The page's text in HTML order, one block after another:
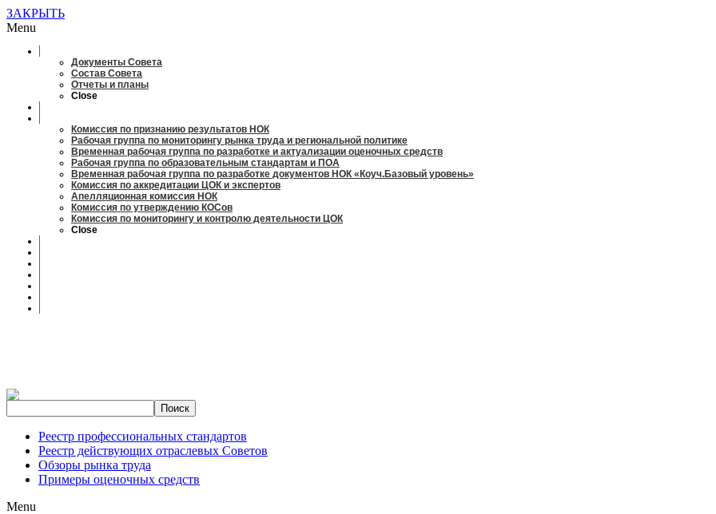
ЗАКРЫТЬ
Menu
Документы Совета
Состав Совета
Отчеты и планы
Close
Комиссия по признанию результатов НОК
Рабочая группа по мониторингу рынка труда и региональной политике
Временная рабочая группа по разработке и актуализации оценочных средств
Рабочая группа по образовательным стандартам и ПОА
Временная рабочая группа по разработке документов НОК «Коуч.Базовый уровень»
Комиссия по аккредитации ЦОК и экспертов
Апелляционная комиссия НОК
Комиссия по утверждению КОСов
Комиссия по мониторингу и контролю деятельности ЦОК
Close
Реестр профессиональных стандартов
Реестр действующих отраслевых Советов
Обзоры рынка труда
Примеры оценочных средств
Menu